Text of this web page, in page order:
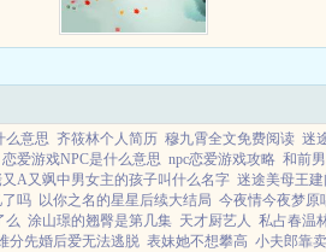
么意思 齐筱林个人简历 穆九霄全文免费阅读 迷
恋爱游戏NPC是什么意思 npc恋爱游戏攻略 和前
A又飒中男女主的孩子叫什么名字 迷途美母王
吗 以你之名的星星后续大结局 今夜情今夜梦原
么 涂山璟的翘臀是第几集 天才厨艺人 私占春温
分先婚后爱无法逃脱 表妹她不想攀高 小夫郎靠